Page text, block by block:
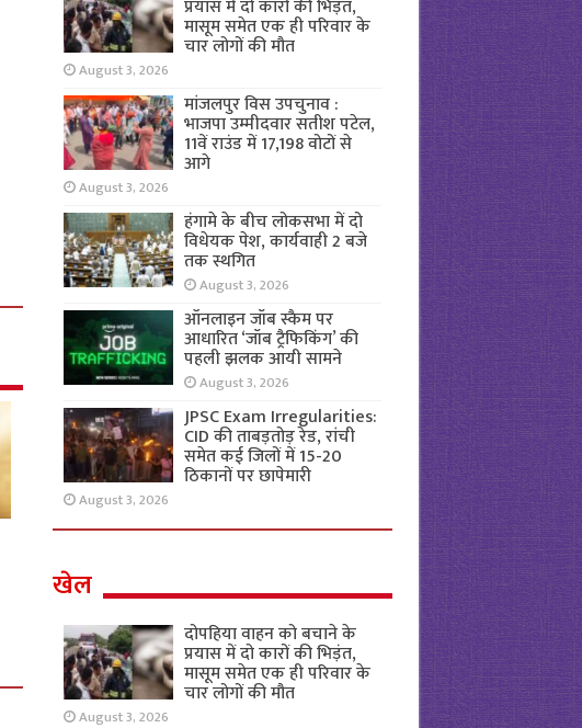
प्रयास में दो कारों की भिड़ंत,
मासूम समेत एक ही परिवार के
चार लोगों की मौत
August 3, 2026
मांजलपुर विस उपचुनाव :
भाजपा उम्मीदवार सतीश पटेल,
11वें राउंड में 17,198 वोटों से
आगे
August 3, 2026
हंगामे के बीच लोकसभा में दो
विधेयक पेश, कार्यवाही 2 बजे
तक स्थगित
August 3, 2026
ऑनलाइन जॉब स्कैम पर
आधारित ‘जॉब ट्रैफिकिंग’ की
पहली झलक आयी सामने
August 3, 2026
JPSC Exam Irregularities:
CID की ताबड़तोड़ रेड, रांची
समेत कई जिलों में 15-20
ठिकानों पर छापेमारी
August 3, 2026
खेल
दोपहिया वाहन को बचाने के
प्रयास में दो कारों की भिड़ंत,
मासूम समेत एक ही परिवार के
चार लोगों की मौत
August 3, 2026